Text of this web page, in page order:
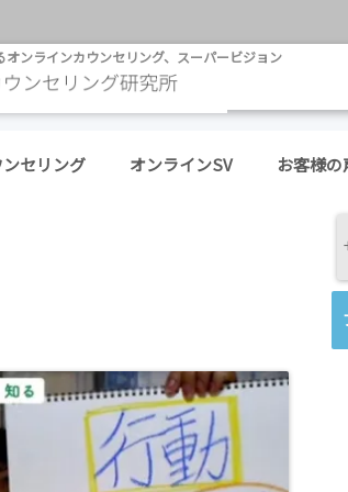
ンラインカウンセリング、スーパービジョン
セリング オンラインSV お客様の